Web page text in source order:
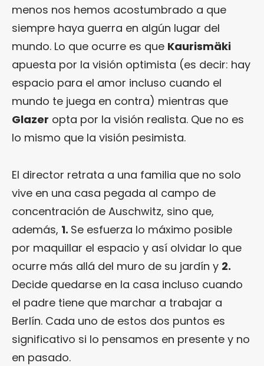
menos nos hemos acostumbrado a que
siempre haya guerra en algún lugar del
mundo. Lo que ocurre es que Kaurismäki
apuesta por la visión optimista (es decir: hay
espacio para el amor incluso cuando el
mundo te juega en contra) mientras que
Glazer opta por la visión realista. Que no es
lo mismo que la visión pesimista.
El director retrata a una familia que no solo
vive en una casa pegada al campo de
concentración de Auschwitz, sino que,
además, 1. Se esfuerza lo máximo posible
por maquillar el espacio y así olvidar lo que
ocurre más allá del muro de su jardín y 2.
Decide quedarse en la casa incluso cuando
el padre tiene que marchar a trabajar a
Berlín. Cada uno de estos dos puntos es
significativo si lo pensamos en presente y no
en pasado.